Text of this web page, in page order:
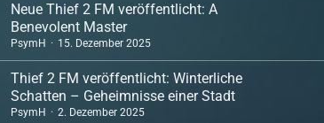
Neue Thief 2 FM veröffentlicht: A
Benevolent Master
PsymH 15. Dezember 2025
Thief 2 FM veröffentlicht: Winterliche
Schatten – Geheimnisse einer Stadt
PsymH 2. Dezember 2025